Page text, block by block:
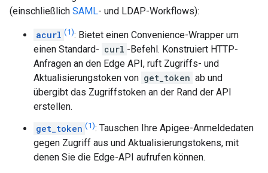
(einschließlich SAML- und LDAP-Workflows):
acurl (1): Bietet einen Convenience-Wrapper um
einen Standard- curl -Befehl. Konstruiert HTTP-
Anfragen an den Edge API, ruft Zugriffs- und
Aktualisierungstoken von get_token ab und
übergibt das Zugriffstoken an der Rand der API
erstellen.
get_token (1): Tauschen Ihre Apigee-Anmeldedaten
gegen Zugriff aus und Aktualisierungstokens, mit
denen Sie die Edge-API aufrufen können.